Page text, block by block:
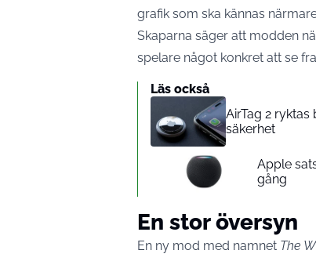
grafik som ska kännas
Skaparna säger att modden
spelare något konkret att se
Läs också
AirTag 2
säkerhet
Apple
gång
En stor översyn
En ny mod med namnet The